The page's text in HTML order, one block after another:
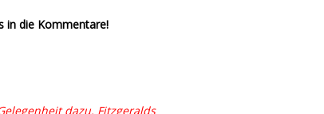
in die Kommentare!
dazu. Fitzgeralds